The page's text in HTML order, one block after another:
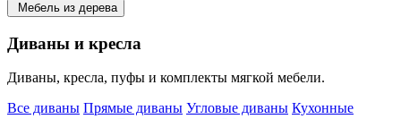
Мебель из дерева
Диваны и кресла
Диваны, кресла, пуфы и комплекты мягкой мебели.
Все диваны Прямые диваны Угловые диваны Кухонные